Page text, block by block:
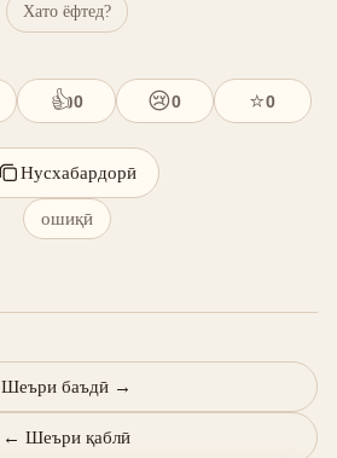
Хато ёфтед?
👍0 😢0 ⭐0
Нусхабардорӣ
ошиқӣ
← Шеъри қаблӣ
Шеъри баъдӣ →